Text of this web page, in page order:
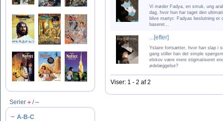
Serier /
A-B-C
Vi møder Fadya, en smuk, ung
dag, hvor hun har taget den
blive martyr. Fadyas beslutning er
baseret...
...[efter]
Yslaire fortsætter, hvor han slap i
gang stiller han det simple
elskov være mere stigmatiseret
ødelæggelse?
Viser: 1 - 2 af 2